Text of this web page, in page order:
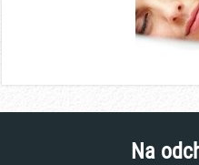
Na